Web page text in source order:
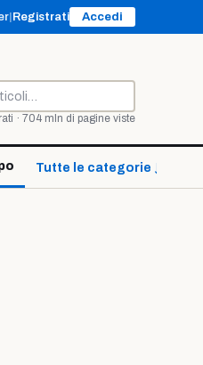
Registrati Accedi
· 704 mln di pagine viste
Tutte le categorie ↓